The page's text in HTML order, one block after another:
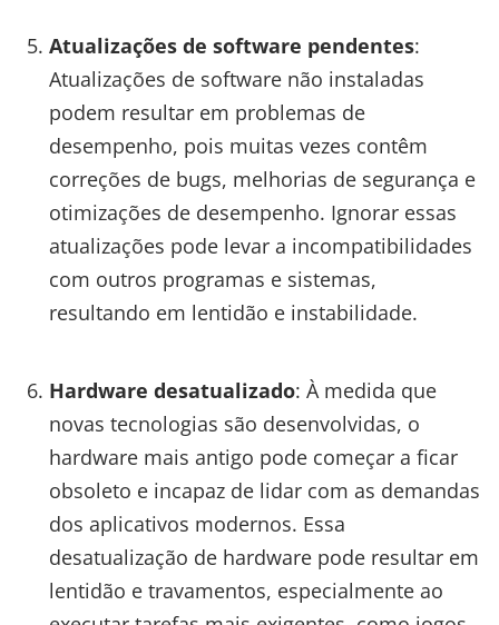
Atualizações de software pendentes:
Atualizações de software não instaladas
podem resultar em problemas de
desempenho, pois muitas vezes contêm
correções de bugs, melhorias de segurança e
otimizações de desempenho. Ignorar essas
atualizações pode levar a incompatibilidades
com outros programas e sistemas,
resultando em lentidão e instabilidade.
Hardware desatualizado: À medida que
novas tecnologias são desenvolvidas, o
hardware mais antigo pode começar a ficar
obsoleto e incapaz de lidar com as demandas
dos aplicativos modernos. Essa
desatualização de hardware pode resultar em
lentidão e travamentos, especialmente ao